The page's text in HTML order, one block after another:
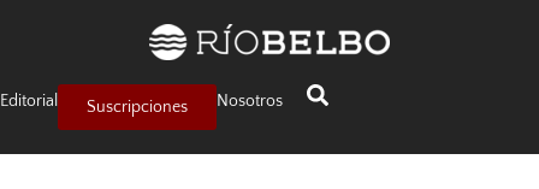
Editorial Suscripciones Nosotros